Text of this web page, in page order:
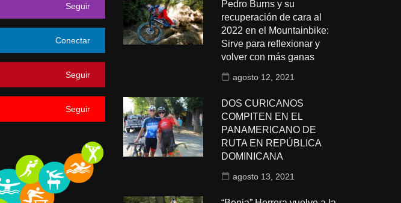
Seguir
Conectar
Seguir
Seguir
Pedro Burns y su
recuperación de cara al
2022 en el Mountainbike:
Sirve para reflexionar y
volver con más ganas
agosto 12, 2021
DOS CURICANOS
COMPITEN EN EL
PANAMERICANO DE
RUTA EN REPÚBLICA
DOMINICANA
agosto 13, 2021